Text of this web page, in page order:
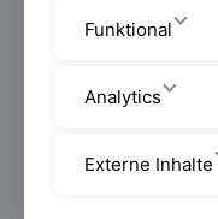
Dienstag
Funktional
Analytics
Externe Inhalte